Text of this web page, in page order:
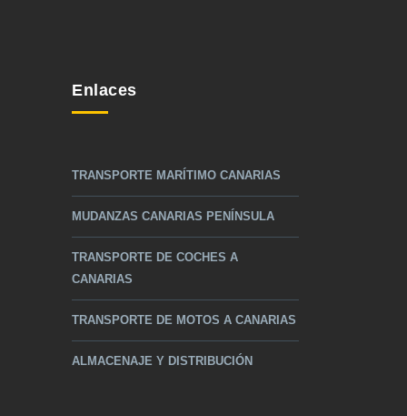
Enlaces
TRANSPORTE MARÍTIMO CANARIAS
MUDANZAS CANARIAS PENÍNSULA
TRANSPORTE DE COCHES A
CANARIAS
TRANSPORTE DE MOTOS A CANARIAS
ALMACENAJE Y DISTRIBUCIÓN